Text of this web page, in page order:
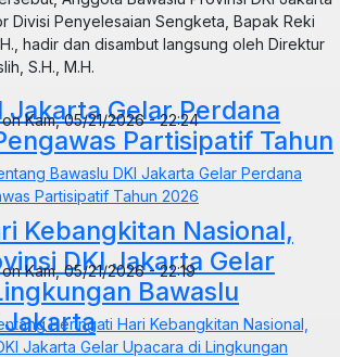
Divisi Penyelesaian Sengketa, Bapak Reki
hadir dan disambut langsung oleh Direktur
S.H., M.H.
Jakarta Gelar Perdana
Partisipatif Tahun
Kam, 05/21/2026 - 22:24
Bawaslu DKI Jakarta Gelar Perdana
Partisipatif Tahun 2026
Kebangkitan Nasional,
DKI Jakarta Gelar
Bawaslu
Jakarta
Kam, 05/21/2026 - 22:19
Peringati Hari Kebangkitan Nasional,
Jakarta Gelar Upacara di Lingkungan